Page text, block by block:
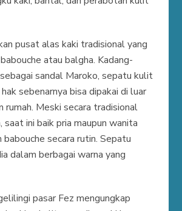
pusat alas kaki tradisional yang
atau balgha. Kadang-
sandal Maroko, sepatu kulit
sebenarnya bisa dipakai di luar
rumah. Meski secara tradisional
saat ini baik pria maupun wanita
secara rutin. Sepatu
dalam berbagai warna yang
pasar Fez mengungkap